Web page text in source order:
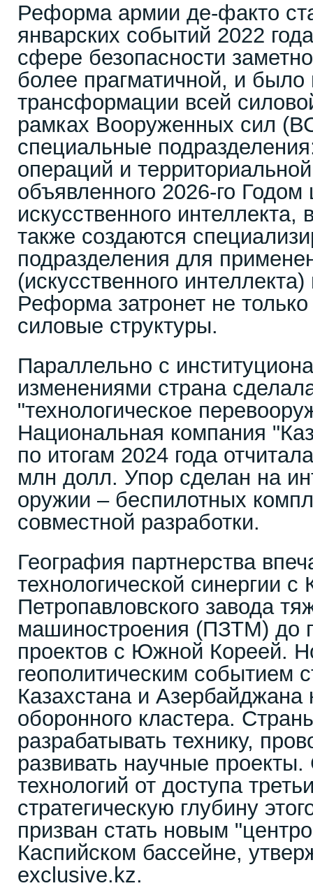
Реформа армии де-факто
январских событий 2022
сфере безопасности
более прагматичной, и
трансформации всей
рамках Вооруженных сил
специальные
операций и
объявленного 2026-го
искусственного
также создаются
подразделения для
(искусственного
Реформа затронет не
силовые структуры.
Параллельно с
изменениями страна
"технологическое
Национальная компания
по итогам 2024 года
млн долл. Упор сделан на
оружии – беспилотных
совместной разработки.
География партнерства
технологической синергии с
Петропавловского завода
машиностроения (ПЗТМ) до
проектов с Южной Кореей.
геополитическим событием
Казахстана и Азербайджана
оборонного кластера.
разрабатывать технику,
развивать научные
технологий от доступа
стратегическую глубину
призван стать новым
Каспийском бассейне,
exclusive.kz.